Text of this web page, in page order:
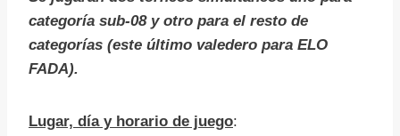
categoría sub-08 y otro para el resto de
categorías (este último valedero para ELO
FADA).
Lugar, día y horario de juego: